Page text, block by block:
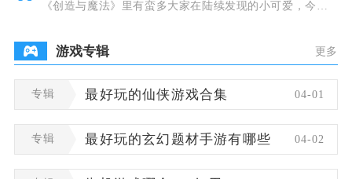
《创造与魔法》里有蛮多大家在陆续发现的小可爱，今天
游戏专辑 更多
专辑 最好玩的仙侠游戏合集 04-01
专辑 最好玩的玄幻题材手游有哪些 04-02